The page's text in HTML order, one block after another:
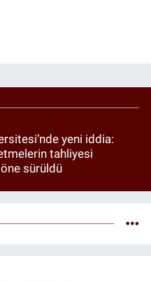
yeni iddia:
tahliyesi
sürüldü